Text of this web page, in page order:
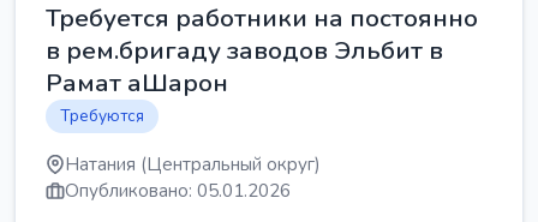
Требуется работники на постоянно
в рем.бригаду заводов Эльбит в
Рамат аШарон
Требуются
Натания (Центральный округ)
Опубликовано: 05.01.2026